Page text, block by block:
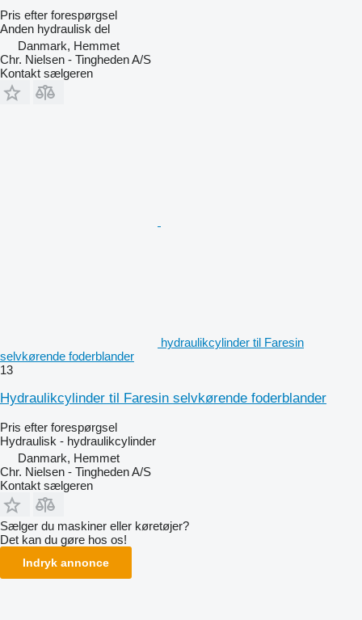
Pris efter forespørgsel
Anden hydraulisk del
Danmark, Hemmet
Chr. Nielsen - Tingheden A/S
Kontakt sælgeren
hydraulikcylinder til Faresin
selvkørende foderblander
13
Hydraulikcylinder til Faresin selvkørende foderblander
Pris efter forespørgsel
Hydraulisk - hydraulikcylinder
Danmark, Hemmet
Chr. Nielsen - Tingheden A/S
Kontakt sælgeren
Sælger du maskiner eller køretøjer?
Det kan du gøre hos os!
Indryk annonce